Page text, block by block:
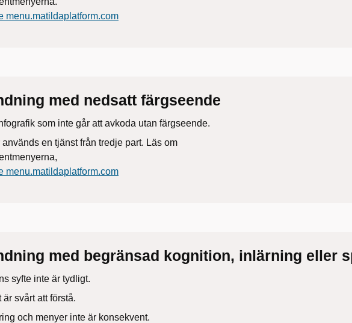
menu.matildaplatform.com
med nedsatt färgseende
som inte går att avkoda utan färgseende.
en tjänst från tredje part. Läs om
menu.matildaplatform.com
med begränsad kognition, inlärning eller
syfte inte är tydligt.
svårt att förstå.
och menyer inte är konsekvent.